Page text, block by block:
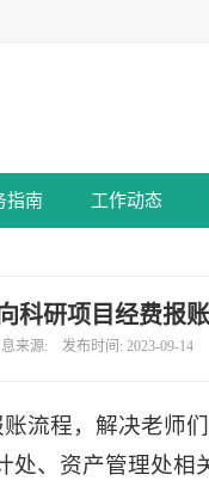
指南 工作动态
科研项目经费报
来源: 发布时间: 2023-09-14
流程，解决老师
、资产管理处相